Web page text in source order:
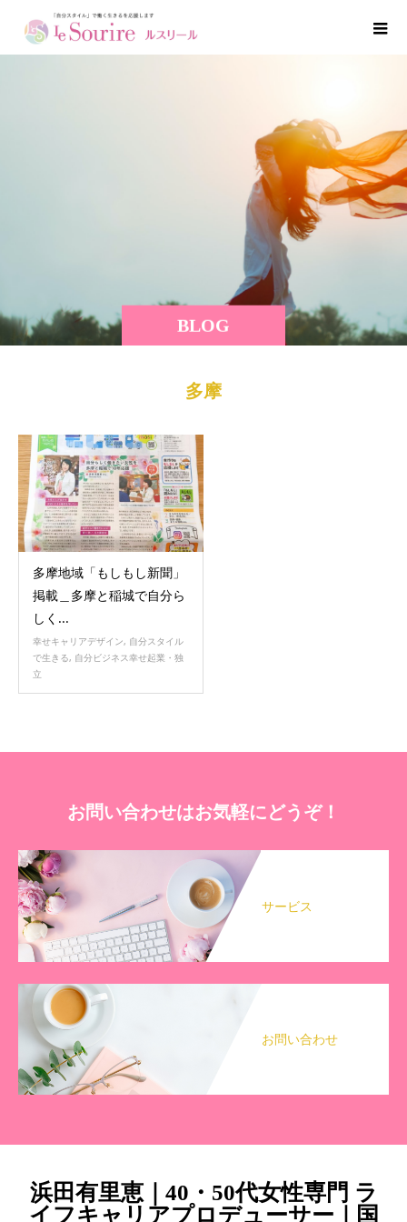
BLOG
多摩
多摩地域「もしもし新聞」
掲載＿多摩と稲城で自分ら
しく...
幸せキャリアデザイン, 自分スタイル
で生きる, 自分ビジネス幸せ起業・独
立
お問い合わせはお気軽にどうぞ！
サービス
お問い合わせ
浜田有里恵｜40・50代女性専門 ラ
イフキャリアプロデューサー｜国